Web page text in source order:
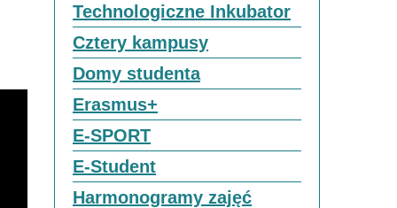
Technologiczne Inkubator
Cztery kampusy
Domy studenta
Erasmus+
E-SPORT
E-Student
Harmonogramy zajęć